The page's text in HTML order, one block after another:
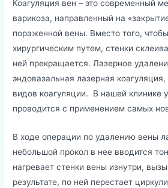
Коагуляция вен – это современный
варикоза, направленный на
пораженной вены. Вместо того,
хирургическим путем, стенки
ней прекращается. Лазерное
эндовазальная лазерная
видов коагуляции. В нашей клинике
проводится с применением самых
В ходе операции по удалению вены
небольшой прокол в нее вводится
нагревает стенки вены изнутри,
результате, по ней перестает